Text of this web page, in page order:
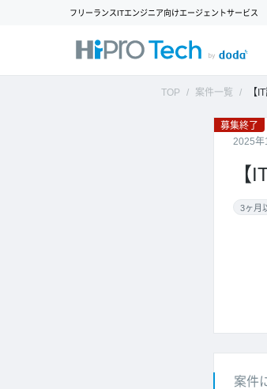
フリーランスITエンジニア向けエージェントサービス
TOP 案件一覧 【
募集終了
2025年
【
案件